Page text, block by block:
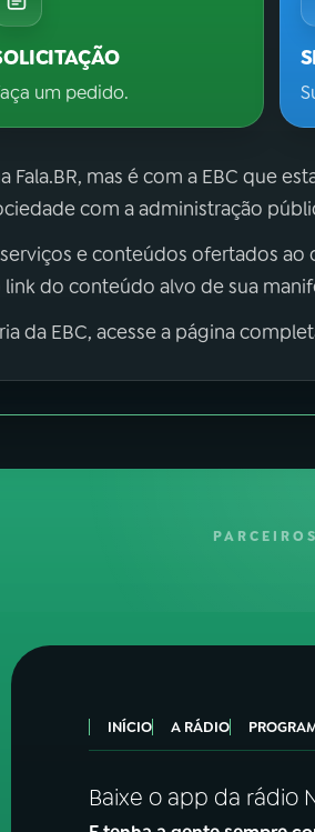
um pedido.
mas é com a EBC que
com a administração
e conteúdos ofertados ao
do conteúdo alvo de sua
da EBC, acesse a página
INÍCIO A RÁDIO
Baixe o app da rádio